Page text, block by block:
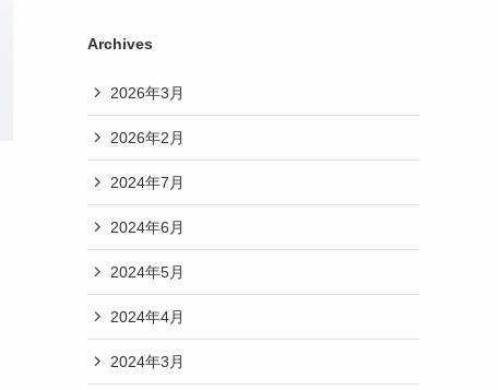
Archives
2026年3月
2026年2月
2024年7月
2024年6月
2024年5月
2024年4月
2024年3月